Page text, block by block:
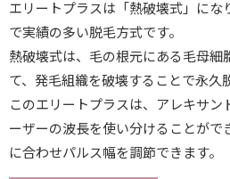
エリートプラスは「熱破壊式」にな
で実績の多い脱毛方式です。
熱破壊式は、毛の根元にある毛母細
て、発毛組織を破壊することで永久
このエリートプラスは、アレキサン
ーザーの波長を使い分けることがで
に合わせパルス幅を調節できます。